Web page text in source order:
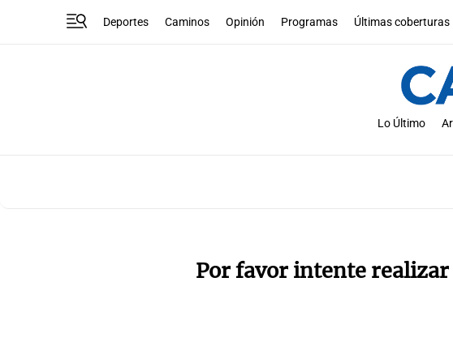
Deportes Caminos Opinión Programas Últimas coberturas
Lo Último
Por favor intente realizar